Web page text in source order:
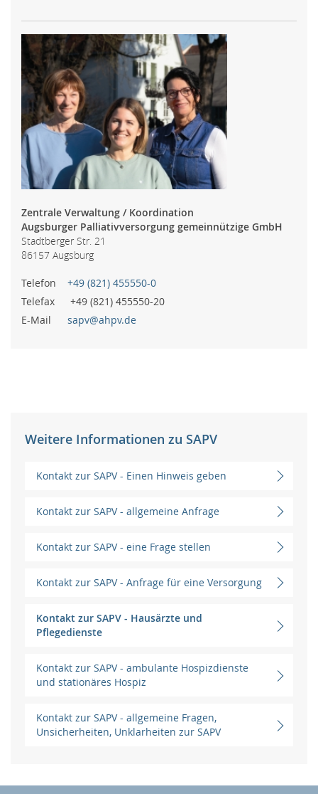
Zentrale Verwaltung / Koordination
Augsburger Palliativversorgung gemeinnützige GmbH
Stadtberger Str. 21
86157 Augsburg
Telefon
+49 (821) 455550-0
Telefax
+49 (821) 455550-20
E-Mail
sapv@ahpv.de
Weitere Informationen zu SAPV
Kontakt zur SAPV - Einen Hinweis geben
Kontakt zur SAPV - allgemeine Anfrage
Kontakt zur SAPV - eine Frage stellen
Kontakt zur SAPV - Anfrage für eine Versorgung
Kontakt zur SAPV - Hausärzte und
Pflegedienste
Kontakt zur SAPV - ambulante Hospizdienste
und stationäres Hospiz
Kontakt zur SAPV - allgemeine Fragen,
Unsicherheiten, Unklarheiten zur SAPV